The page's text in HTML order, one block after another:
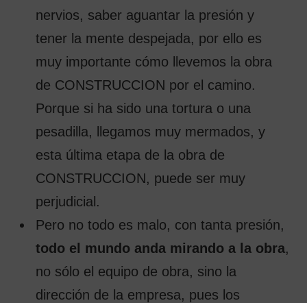
nervios, saber aguantar la presión y
tener la mente despejada, por ello es
muy importante cómo llevemos la obra
de CONSTRUCCION por el camino.
Porque si ha sido una tortura o una
pesadilla, llegamos muy mermados, y
esta última etapa de la obra de
CONSTRUCCION, puede ser muy
perjudicial.
Pero no todo es malo, con tanta presión,
todo el mundo anda mirando a la obra,
no sólo el equipo de obra, sino la
dirección de la empresa, pues los